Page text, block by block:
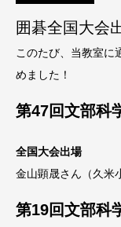
囲碁全国大会
このたび、当教室に
めました！
第47回文部科
全国大会出場
金山顕晟さん（久米
第19回文部科